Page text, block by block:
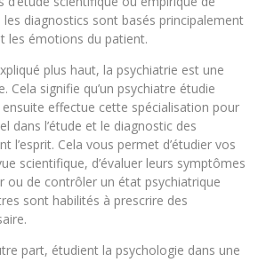
les diagnostics sont basés principalement
les émotions du patient.
plus haut, la psychiatrie est une
Cela signifie qu’un psychiatre étudie
ensuite effectue cette spécialisation pour
dans l’étude et le diagnostic des
l’esprit. Cela vous permet d’étudier vos
scientifique, d’évaluer leurs symptômes
ou de contrôler un état psychiatrique
sont habilités à prescrire des
part, étudient la psychologie dans une